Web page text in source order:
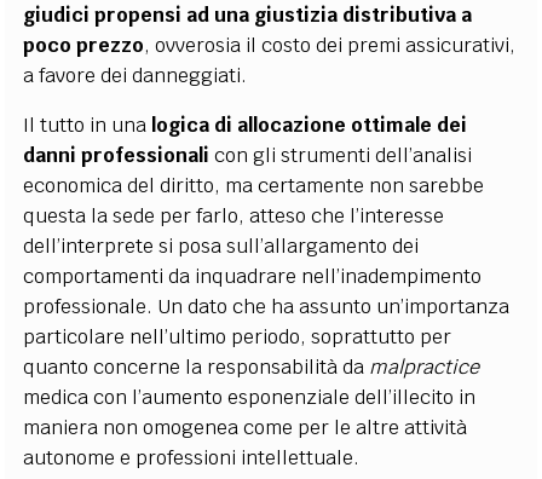
giudici propensi ad una giustizia distributiva a
poco prezzo, ovverosia il costo dei premi assicurativi,
a favore dei danneggiati.
Il tutto in una logica di allocazione ottimale dei
danni professionali con gli strumenti dell’analisi
economica del diritto, ma certamente non sarebbe
questa la sede per farlo, atteso che l’interesse
dell’interprete si posa sull’allargamento dei
comportamenti da inquadrare nell’inadempimento
professionale. Un dato che ha assunto un’importanza
particolare nell’ultimo periodo, soprattutto per
quanto concerne la responsabilità da malpractice
medica con l’aumento esponenziale dell’illecito in
maniera non omogenea come per le altre attività
autonome e professioni intellettuale.